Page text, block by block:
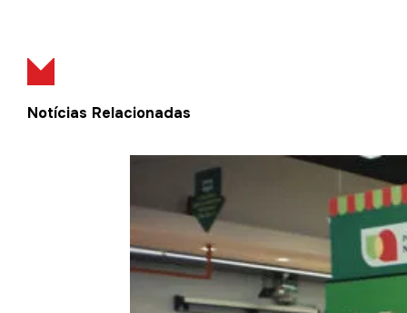
Notícias Relacionadas